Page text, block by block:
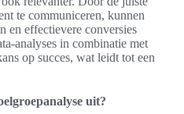
te communiceren, kunnen
en effectievere conversies
analyses in combinatie met
op succes, wat leidt tot een
uit?